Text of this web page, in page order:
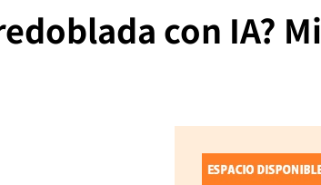
con IA? Mi